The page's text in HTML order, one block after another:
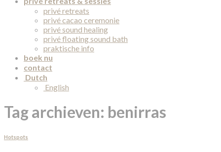
privé retreats
privé cacao ceremonie
privé sound healing
privé floating sound bath
praktische info
boek nu
contact
Dutch
English
Tag archieven: benirras
Hotspots